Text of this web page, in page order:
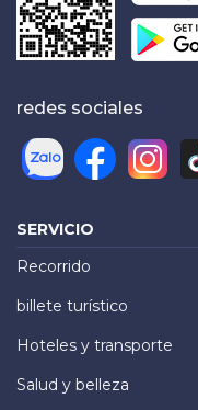
redes sociales
SERVICIO
Recorrido
billete turístico
Hoteles y transporte
Salud y belleza